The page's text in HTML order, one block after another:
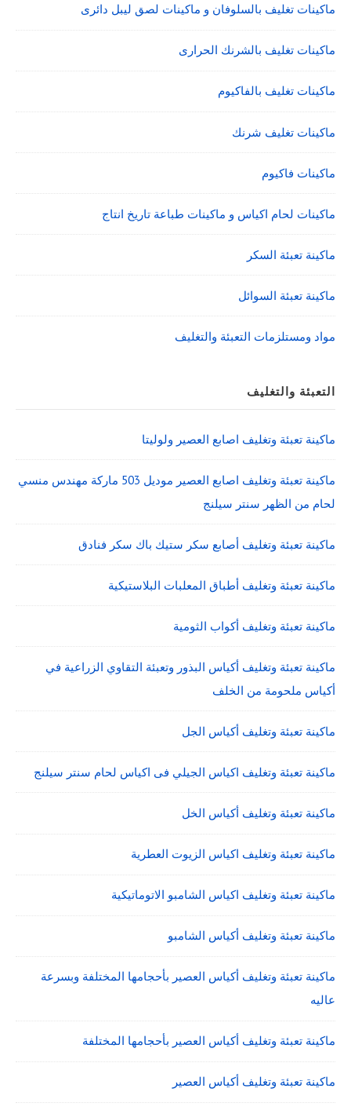
ماكينات تغليف بالسلوفان و ماكينات لصق ليبل دائرى
ماكينات تغليف بالشرنك الحرارى
ماكينات تغليف بالفاكيوم
ماكينات تغليف شرنك
ماكينات فاكيوم
ماكينات لحام اكياس و ماكينات طباعة تاريخ انتاج
ماكينة تعبئة السكر
ماكينة تعبئة السوائل
مواد ومستلزمات التعبئة والتغليف
التعبئة والتغليف
ماكينة تعبئة وتغليف اصابع العصير ولوليتا
ماكينة تعبئة وتغليف اصابع العصير موديل 503 ماركة مهندس منسي
لحام من الظهر سنتر سيلنج
ماكينة تعبئة وتغليف أصابع سكر ستيك باك سكر فنادق
ماكينة تعبئة وتغليف أطباق المعلبات البلاستيكية
ماكينة تعبئة وتغليف أكواب الثومية
ماكينة تعبئة وتغليف أكياس البذور وتعبئة التقاوي الزراعية في
أكياس ملحومة من الخلف
ماكينة تعبئة وتغليف أكياس الجل
ماكينة تعبئة وتغليف اكياس الجيلي فى اكياس لحام سنتر سيلنج
ماكينة تعبئة وتغليف أكياس الخل
ماكينة تعبئة وتغليف اكياس الزيوت العطرية
ماكينة تعبئة وتغليف اكياس الشامبو الاتوماتيكية
ماكينة تعبئة وتغليف أكياس الشامبو
ماكينة تعبئة وتغليف أكياس العصير بأحجامها المختلفة وبسرعة
عاليه
ماكينة تعبئة وتغليف أكياس العصير بأحجامها المختلفة
ماكينة تعبئة وتغليف أكياس العصير